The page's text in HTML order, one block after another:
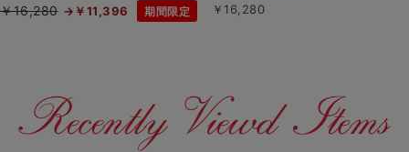
￥16,280 ￥11,396 期間限定 ￥16,280